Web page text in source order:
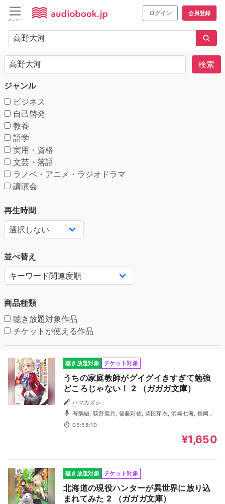
ログイン 会員登録
検索
ジャンル
ビジネス
自己啓発
教養
語学
実用・資格
文芸・落語
ラノベ・アニメ・ラジオドラマ
講演会
再生時間
並べ替え
商品種類
聴き放題対象作品
チケットが使える作品
聴き放題対象 チケット対象
うちの家庭教師がグイグイきすぎて勉強
どころじゃない！ 2 （ガガガ文庫）
ハマカズシ
有隅融, 荻野葉月, 後藤彩佐, 柴田芽衣, 浜崎七海, 長岡龍
歩, 高野大河
05:58:10
¥1,650
聴き放題対象 チケット対象
北海道の現役ハンターが異世界に放り込
まれてみた 2 （ガガガ文庫）